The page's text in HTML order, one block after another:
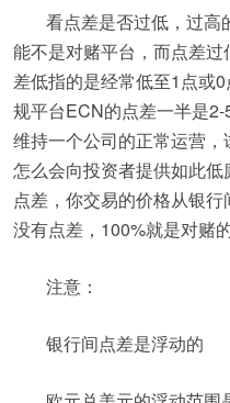
看点差是否过低，过高
能不是对赌平台，而点差
差低指的是经常低至1点或
规平台ECN的点差一半是
维持一个公司的正常运营，
怎么会向投资者提供如此
点差，你交易的价格从银
没有点差，100%就是对赌
注意：
银行间点差是浮动的